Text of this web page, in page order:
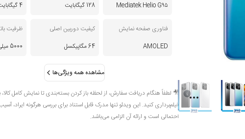
Mediatek Helio G۹۵
128 گیگابایت
4 گیگابایت
فناوری صفحه نمایش
AMOLED
کیفیت دوربین اصلی
64 مگاپیکسل
ظرفیت
5000 میلی‌آمپر ساعت
مشاهده همه ویژگی‌ها
🎥 لطفاً هنگام دریافت سفارش، از لحظه باز کردن بسته‌بندی تا نمایش کامل
فیلم‌برداری کنید. این ویدئو تنها مدرک قابل استناد برای بررسی هرگونه ایراد،
احتمالی است و ارائه آن الزامی می‌باشد.